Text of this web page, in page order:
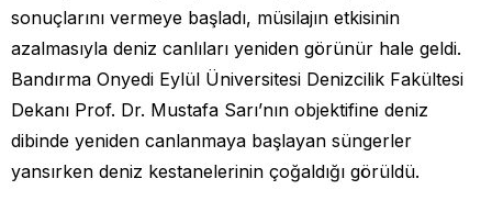
sonuçlarını vermeye başladı, müsilajın etkisinin
azalmasıyla deniz canlıları yeniden görünür hale geldi.
Bandırma Onyedi Eylül Üniversitesi Denizcilik Fakültesi
Dekanı Prof. Dr. Mustafa Sarı’nın objektifine deniz
dibinde yeniden canlanmaya başlayan süngerler
yansırken deniz kestanelerinin çoğaldığı görüldü.